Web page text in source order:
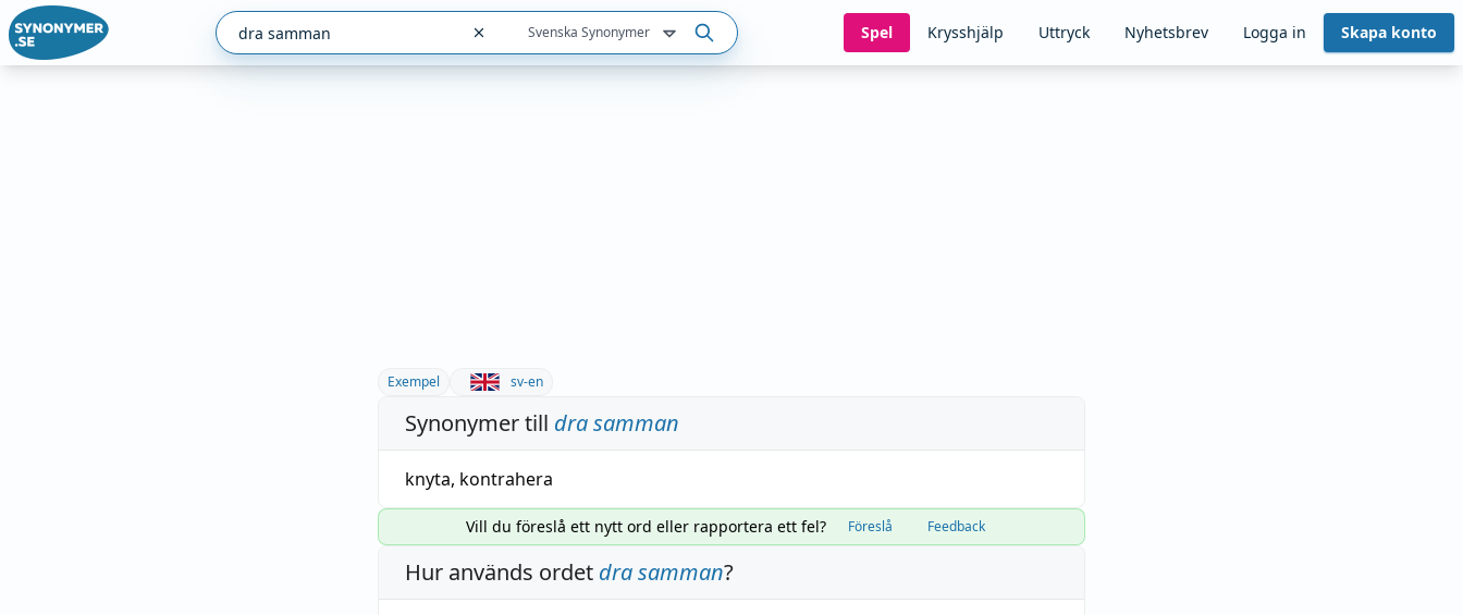
Svenska Synonymer Spel Krysshjälp Uttryck Nyhetsbrev Logga in Skapa konto
Exempel sv-en
Synonymer till dra samman
knyta, kontrahera
Vill du föreslå ett nytt ord eller rapportera ett fel? Föreslå Feedback
Hur används ordet dra samman?